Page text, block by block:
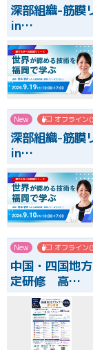
深部組織-筋膜
in…
New オフライン
深部組織-筋膜
in…
New オフライン
中国・四国地
定研修 高…